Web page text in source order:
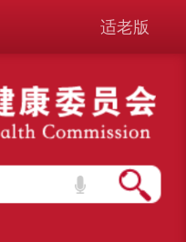
适老版